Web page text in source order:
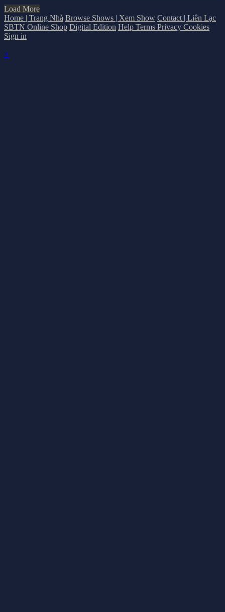
Load More
Home | Trang Nhà Browse Shows | Xem Show Contact | Liên Lạc
SBTN Online Shop Digital Edition Help Terms Privacy Cookies
Sign in
×